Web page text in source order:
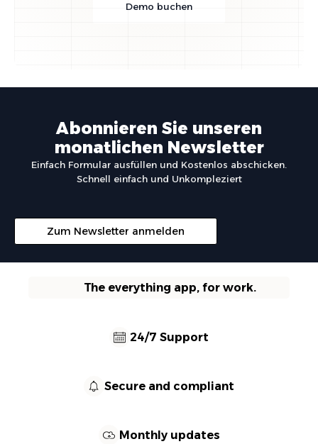
Demo buchen
Abonnieren Sie unseren
monatlichen Newsletter
Einfach Formular ausfüllen und Kostenlos abschicken.
Schnell einfach und Unkompleziert
Zum Newsletter anmelden
The everything app, for work.
24/7 Support
Secure and compliant
Monthly updates